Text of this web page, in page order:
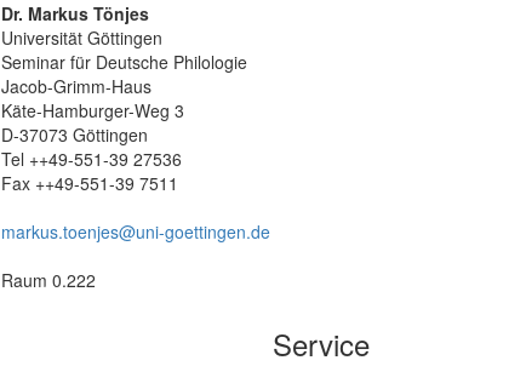
Dr. Markus Tönjes
Universität Göttingen
Seminar für Deutsche Philologie
Jacob-Grimm-Haus
Käte-Hamburger-Weg 3
D-37073 Göttingen
Tel ++49-551-39 27536
Fax ++49-551-39 7511
markus.toenjes@uni-goettingen.de
Raum 0.222
Service